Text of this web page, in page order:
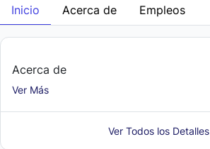
Inicio Acerca de Empleos
Acerca de
Ver Más
Ver Todos los Detalles